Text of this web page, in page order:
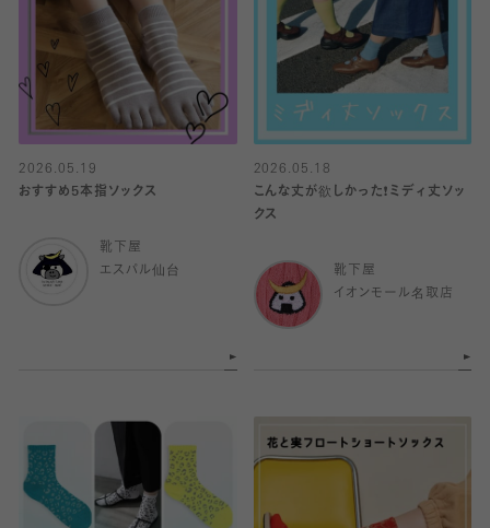
2026.05.19
おすすめ5本指ソックス
靴下屋
エスパル仙台
2026.05.18
こんな丈が欲しかった❗️ミディ丈ソッ
クス
靴下屋
イオンモール名取店